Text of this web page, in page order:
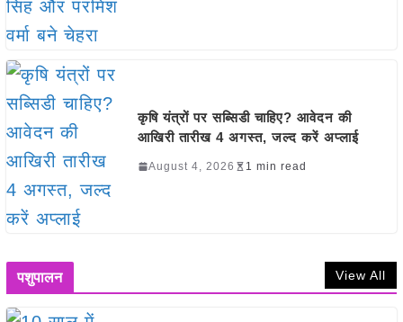
कृषि यंत्रों पर सब्सिडी चाहिए? आवेदन की
आखिरी तारीख 4 अगस्त, जल्द करें अप्लाई
August 4, 2026 1 min read
पशुपालन View All